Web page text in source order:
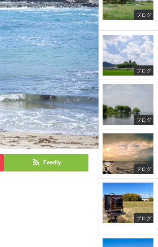
Feedly
ブログ
ブログ
ブログ
ブログ
ブログ